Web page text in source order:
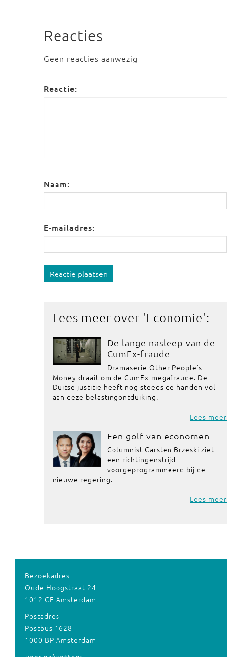
Reacties
Geen reacties aanwezig
Reactie:
Naam:
E-mailadres:
Reactie plaatsen
Lees meer over 'Economie':
De lange nasleep van de
CumEx-fraude
Dramaserie Other People's
Money draait om de CumEx-megafraude. De
Duitse justitie heeft nog steeds de handen vol
aan deze belastingontduiking.
Lees meer
Een golf van economen
Columnist Carsten Brzeski ziet
een richtingenstrijd
voorgeprogrammeerd bij de
nieuwe regering.
Lees meer
Bezoekadres
Oude Hoogstraat 24
1012 CE Amsterdam
Postadres
Postbus 1628
1000 BP Amsterdam